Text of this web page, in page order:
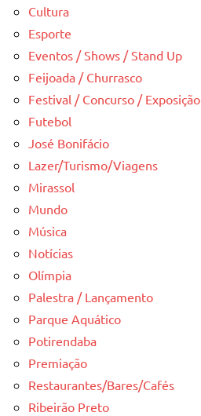
Cultura
Esporte
Eventos / Shows / Stand Up
Feijoada / Churrasco
Festival / Concurso / Exposição
Futebol
José Bonifácio
Lazer/Turismo/Viagens
Mirassol
Mundo
Música
Notícias
Olímpia
Palestra / Lançamento
Parque Aquático
Potirendaba
Premiação
Restaurantes/Bares/Cafés
Ribeirão Preto